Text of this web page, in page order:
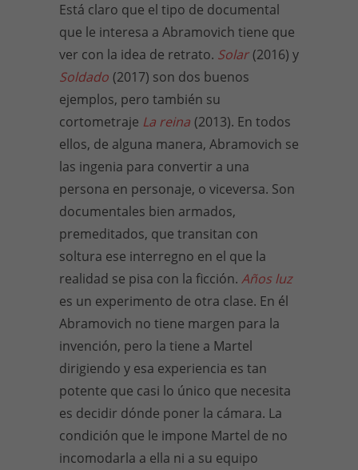
Está claro que el tipo de documental
que le interesa a Abramovich tiene que
ver con la idea de retrato. Solar (2016) y
Soldado (2017) son dos buenos
ejemplos, pero también su
cortometraje La reina (2013). En todos
ellos, de alguna manera, Abramovich se
las ingenia para convertir a una
persona en personaje, o viceversa. Son
documentales bien armados,
premeditados, que transitan con
soltura ese interregno en el que la
realidad se pisa con la ficción. Años luz
es un experimento de otra clase. En él
Abramovich no tiene margen para la
invención, pero la tiene a Martel
dirigiendo y esa experiencia es tan
potente que casi lo único que necesita
es decidir dónde poner la cámara. La
condición que le impone Martel de no
incomodarla a ella ni a su equipo